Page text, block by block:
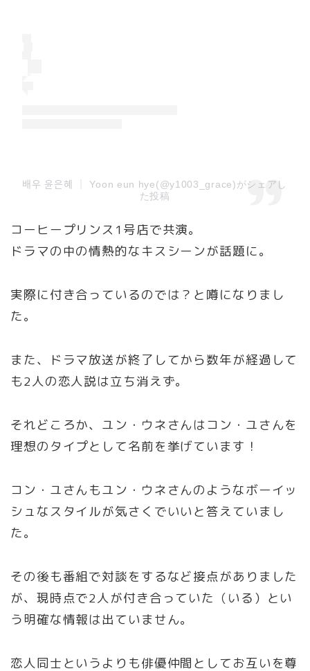
배우 윤은혜 ｜ Yoon eun hye(@y1003_grace)がシェアし
た投稿
コーヒープリンス1号店で共演。
ドラマの中の情熱的なキスシーンが話題に。
実際に付き合っているのでは？と噂になりまし
た。
また、ドラマ放送が終了してから数年が経過して
も2人の恋人説は立ち消えず。
それどころか、ユン・ウネさんはコン・ユさんを
理想のタイプとして名前を挙げています！
コン・ユさんもユン・ウネさんのようなボーイッ
シュなスタイルが気さくでいいと答えていまし
た。
その後も番組で対談をするなど接点がありました
が、現時点で2人が付き合っていた（いる）とい
う明確な情報は出ていません。
恋人同士というよりも俳優仲間としてお互いを尊